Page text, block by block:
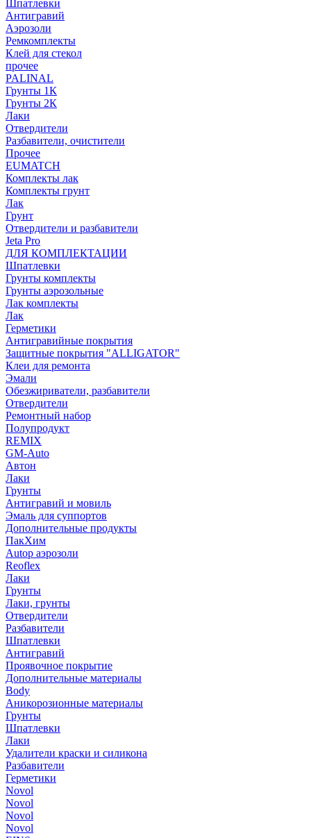
Шпатлевки
Антигравий
Аэрозоли
Ремкомплекты
Клей для стекол
прочее
PALINAL
Грунты 1К
Грунты 2К
Лаки
Отвердители
Разбавители, очистители
Прочее
EUMATCH
Комплекты лак
Комплекты грунт
Лак
Грунт
Отвердители и разбавители
Jeta Pro
ДЛЯ КОМПЛЕКТАЦИИ
Шпатлевки
Грунты комплекты
Грунты аэрозольные
Лак комплекты
Лак
Герметики
Антигравийные покрытия
Защитные покрытия "ALLIGATOR"
Клеи для ремонта
Эмали
Обезжириватели, разбавители
Отвердители
Ремонтный набор
Полупродукт
REMIX
GM-Auto
Автон
Лаки
Грунты
Антигравий и мовиль
Эмаль для суппортов
Дополнительные продукты
ПакХим
Autop аэрозоли
Reoflex
Лаки
Грунты
Лаки, грунты
Отвердители
Разбавители
Шпатлевки
Антигравий
Проявочное покрытие
Дополнительные материалы
Body
Аникорозионные материалы
Грунты
Шпатлевки
Лаки
Удалители краски и силикона
Разбавители
Герметики
Novol
Novol
Novol
Novol